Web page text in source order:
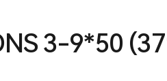
3-9*50